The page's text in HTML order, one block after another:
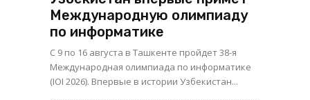
Международную олимпиаду
по информатике
С 9 по 16 августа в Ташкенте пройдет 38-я
Международная олимпиада по информатике
(IOI 2026). Впервые в истории Узбекистан...